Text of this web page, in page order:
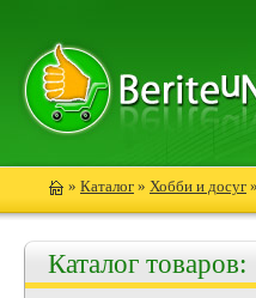
» Каталог » Хобби и досуг »
Каталог товаров: